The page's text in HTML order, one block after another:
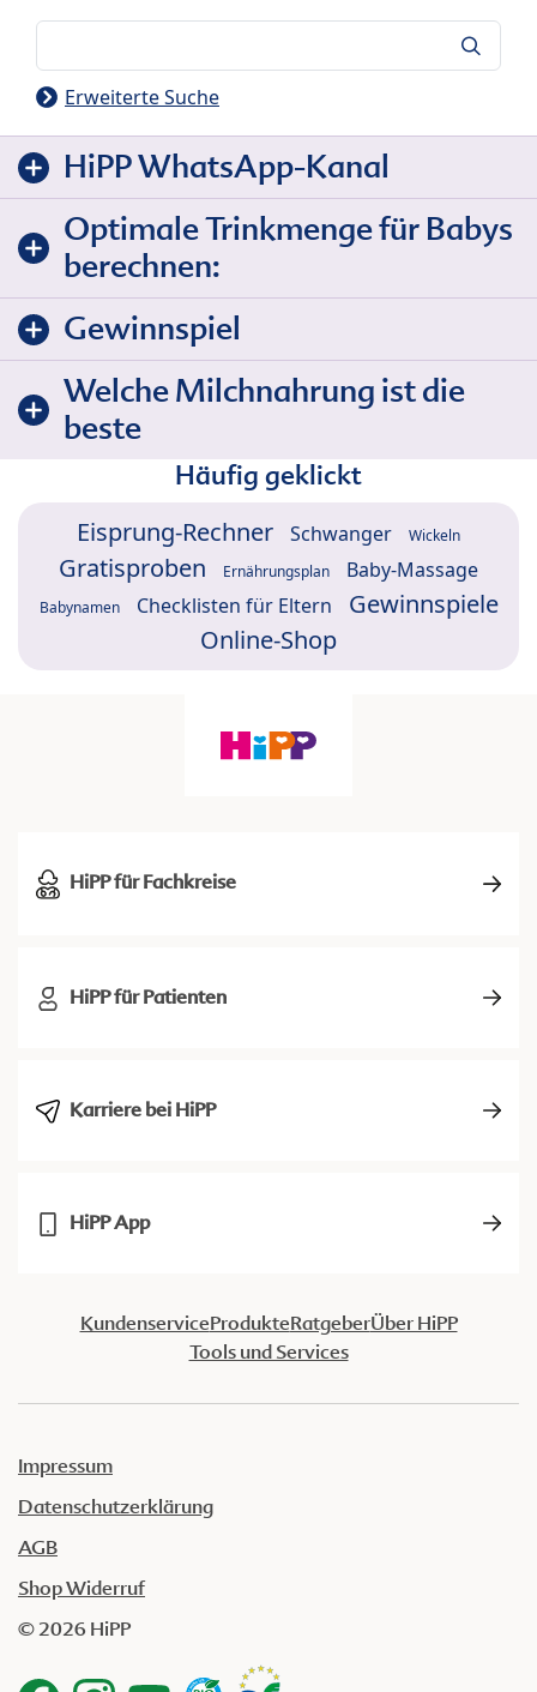
Erweiterte Suche
HiPP WhatsApp-Kanal
Optimale Trinkmenge für Babys
berechnen:
Gewinnspiel
Welche Milchnahrung ist die
beste
Häufig geklickt
Eisprung-Rechner Schwanger Wickeln
Gratisproben Ernährungsplan Baby-Massage
Babynamen Checklisten für Eltern
Gewinnspiele
Online-Shop
HiPP für Fachkreise
HiPP für Patienten
Karriere bei HiPP
HiPP App
KundenserviceProdukteRatgeberÜber HiPP
Tools und Services
Impressum
Datenschutzerklärung
AGB
Shop Widerruf
© 2026 HiPP